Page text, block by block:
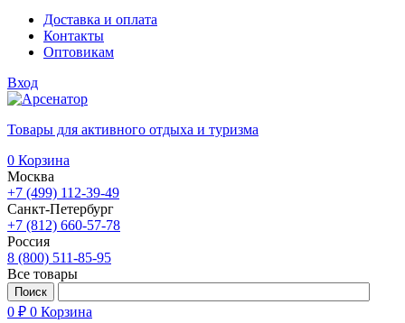
Доставка и оплата
Контакты
Оптовикам
Вход
Товары для активного отдыха и туризма
0 Корзина
Москва
+7 (499) 112-39-49
Санкт-Петербург
+7 (812) 660-57-78
Россия
8 (800) 511-85-95
Все товары
0 ₽ 0 Корзина